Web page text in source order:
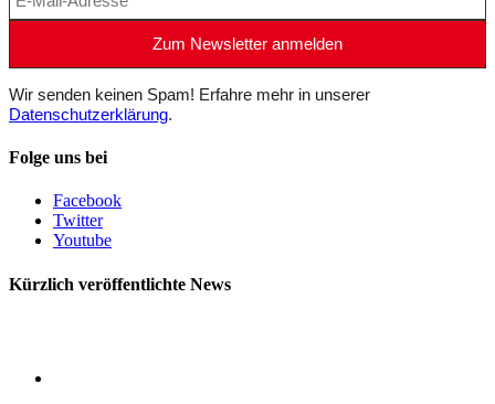
Wir senden keinen Spam! Erfahre mehr in unserer
Datenschutzerklärung.
Folge uns bei
Facebook
Twitter
Youtube
Kürzlich veröffentlichte News